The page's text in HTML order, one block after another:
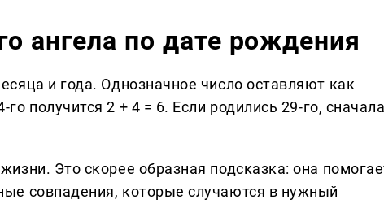
ангела по дате рождения
и года. Однозначное число оставляют как
получится 2 + 4 = 6. Если родились 29-го,
Это скорее образная подсказка: она
совпадения, которые случаются в нужный